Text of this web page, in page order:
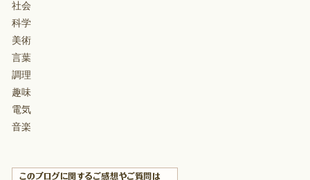
社会
科学
美術
言葉
調理
趣味
電気
音楽